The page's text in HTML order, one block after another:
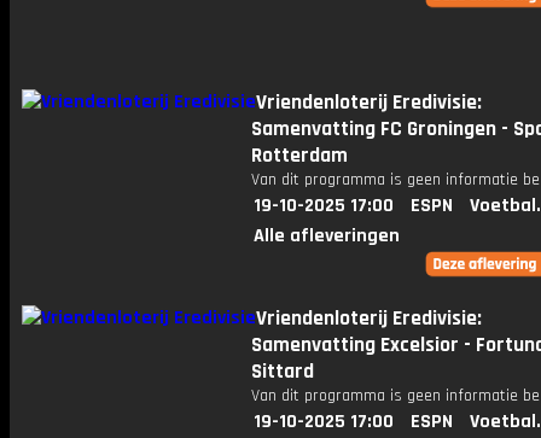
Vriendenloterij Eredivisie:
Samenvatting FC Groningen -
Rotterdam
Van dit programma is geen informatie
19-10-2025 17:00 ESPN
Alle afleveringen
Vriendenloterij Eredivisie:
Samenvatting Excelsior -
Sittard
Van dit programma is geen informatie
19-10-2025 17:00 ESPN